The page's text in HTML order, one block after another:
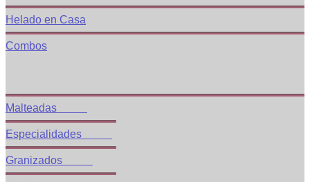
Helado en Casa
Combos
Malteadas
Especialidades
Granizados